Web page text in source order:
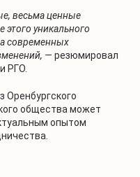
весьма ценные
уникального
современных
— резюмировал
РГО.
Оренбургского
общества может
опытом